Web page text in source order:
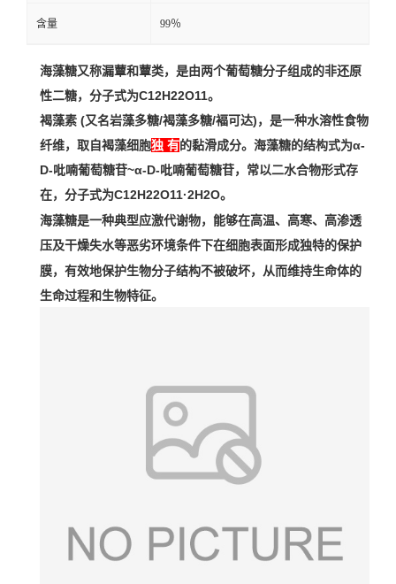
含量 99％
海藻糖又称漏蕈和蕈类，是由两个葡萄糖分子组成的非还原
性二糖，分子式为C12H22O11。
褐藻素 (又名岩藻多糖/褐藻多糖/褔可达)，是一种水溶性食物
纤维，取自褐藻细胞独 有的黏滑成分。 海藻糖的结构式为α-
D-吡喃葡萄糖苷~α-D-吡喃葡萄糖苷，常以二水合物形式存
在，分子式为C12H22O11·2H2O。
海藻糖是一种典型应激代谢物，能够在高温、高寒、高渗透
压及干燥失水等恶劣环境条件下在细胞表面形成独特的保护
膜，有效地保护生物分子结构不被破坏，从而维持生命体的
生命过程和生物特征。